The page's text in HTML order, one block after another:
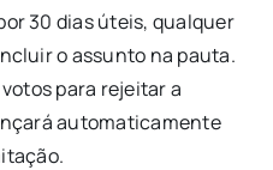
30 dias úteis, qualquer
o assunto na pauta.
para rejeitar a
automaticamente